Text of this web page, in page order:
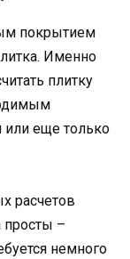
покрытием
Именно
плитку
или еще только
расчетов
просты –
немного